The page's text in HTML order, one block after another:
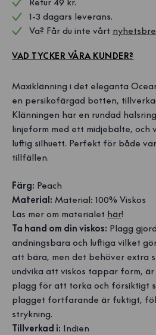
1-3 dagars leverans.
Va? Får du inte vårt
VAD TYCKER VÅRA KUNDER?
Maxiklänning i det eleganta
en persikofärgad botten,
Klänningen har en rundad
linjeform med ett midjebälte, och
luftig silhuett. Perfekt för både
tillfällen.
Färg: Peach
Material: Material: 100% Viskos
Läs mer om materialet här!
Ta hand om din viskos: Plagg
andningsbara och luftiga vilket
att bära, men det behöver extra
undvika att viskos tappar form,
plagg för att torka och försiktigt
plagget fortfarande är fuktigt,
strykning.
Tillverkad i: Indien